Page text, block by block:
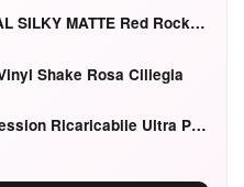
MAC M·A·CXIMAL SILKY MATTE Red Rock mat
Shake Rosa Ciliegia
Hourglass Confession Ricaricabile Ultra Preciso Ad Alta Intensità Secretly Classic Red